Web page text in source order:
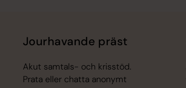
Jourhavande präst
Akut samtals- och krisstöd.
Prata eller chatta anonymt